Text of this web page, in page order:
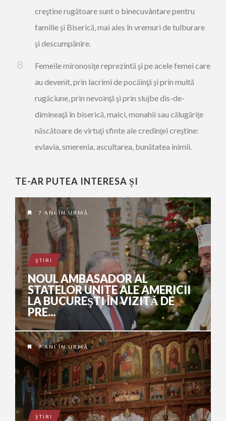
creştine rugătoare sunt o binecuvântare pentru
familie şi Biserică, mai ales în vremuri de tulburare
şi descumpănire.
Femeile mironosiţe reprezintă şi pe acele femei care
au devenit, prin lacrimi de pocăinţă şi prin multă
rugăciune, prin nevoinţă şi prin slujbe dis-de-
dimineaţă în biserică, maici, monahii sau călugăriţe
născătoare de virtuţi sfinte ale credinţei creştine:
evlavia, smerenia, ascultarea, bunătatea inimii.
TE-AR PUTEA INTERESA ȘI
7 ANI ÎN URMĂ
ŞTIRI
NOUL AMBASADOR AL
STATELOR UNITE ALE AMERICII
LA BUCUREŞTI ÎN VIZITĂ DE
PRE...
7 ANI ÎN URMĂ
ŞTIRI